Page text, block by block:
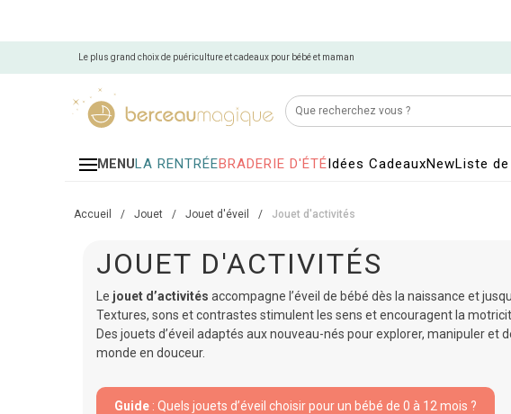
Le plus grand choix de puériculture et cadeaux pour bébé et maman
MENULA RENTRÉEBRADERIE D'ÉTÉIdées CadeauxNewListe
Accueil / Jouet / Jouet d'éveil / Jouet d'activités
JOUET D'ACTIVITÉS
Le jouet d’activités accompagne l’éveil de bébé dès la naissance et
Textures, sons et contrastes stimulent les sens et encouragent la
Des jouets d’éveil adaptés aux nouveau-nés pour explorer, manipuler et
monde en douceur.
Guide : Quels jouets d’éveil choisir pour un bébé de 0 à 12 mois ?